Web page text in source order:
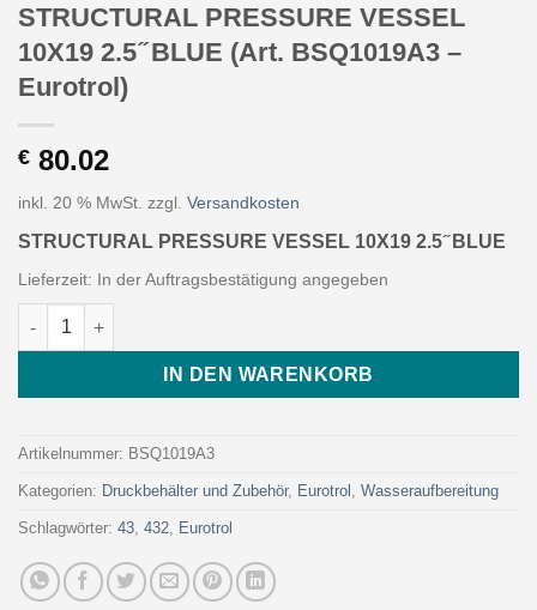
STRUCTURAL PRESSURE VESSEL
10X19 2.5 ̋ BLUE (Art. BSQ1019A3 –
Eurotrol)
€ 80.02
inkl. 20 % MwSt. zzgl. Versandkosten
STRUCTURAL PRESSURE VESSEL 10X19 2.5 ̋ BLUE
Lieferzeit: In der Auftragsbestätigung angegeben
STRUCTURAL PRESSURE VESSEL 10X19 2.5 ̋ BLUE (Art.
IN DEN WARENKORB
Artikelnummer: BSQ1019A3
Kategorien: Druckbehälter und Zubehör, Eurotrol , Wasseraufbereitung
Schlagwörter: 43, 432, Eurotrol